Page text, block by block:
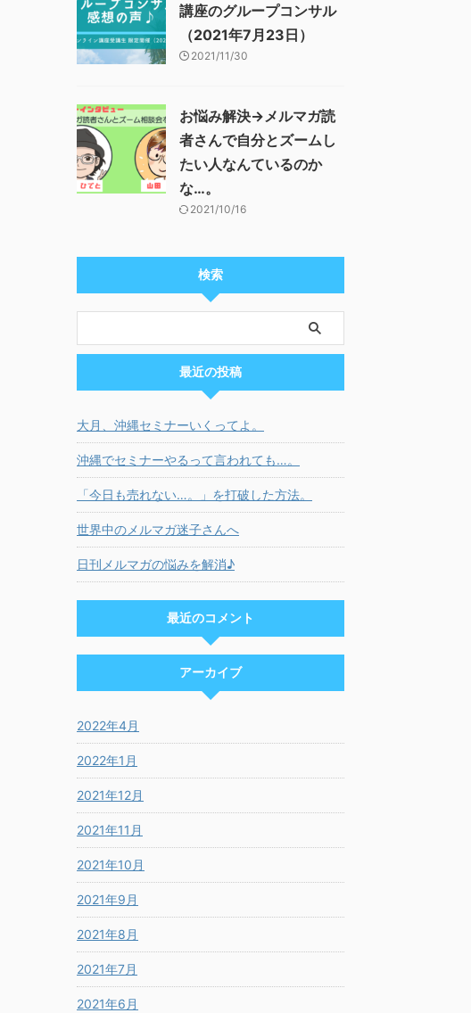
講座のグループコンサル
（2021年7月23日）
2021/11/30
お悩み解決→メルマガ読
者さんで自分とズームし
たい人なんているのか
な…。
2021/10/16
検索
最近の投稿
大月、沖縄セミナーいくってよ。
沖縄でセミナーやるって言われても…。
「今日も売れない…。」を打破した方法。
世界中のメルマガ迷子さんへ
日刊メルマガの悩みを解消♪
最近のコメント
アーカイブ
2022年4月
2022年1月
2021年12月
2021年11月
2021年10月
2021年9月
2021年8月
2021年7月
2021年6月